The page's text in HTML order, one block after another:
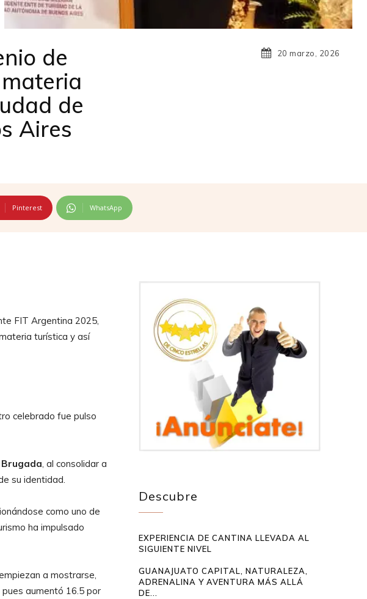
de
de
Aires
20 marzo, 2026
Pinterest WhatsApp
FIT Argentina 2025,
turística y así
celebrado fue pulso
, al consolidar a
su identidad.
como uno de
ha impulsado
a mostrarse,
aumentó 16.5 por
Descubre
EXPERIENCIA DE CANTINA LLEVADA AL
SIGUIENTE NIVEL
GUANAJUATO CAPITAL, NATURALEZA,
ADRENALINA Y AVENTURA MÁS ALLÁ
DE...